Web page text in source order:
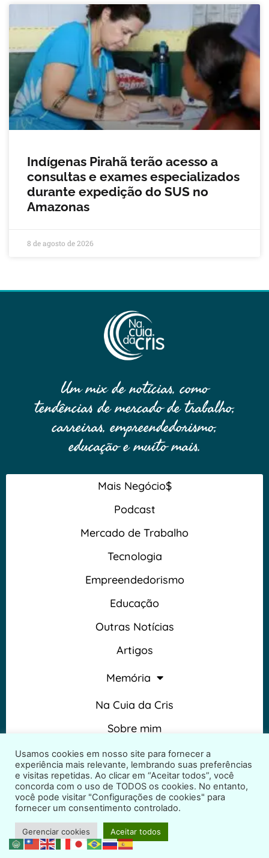
Indígenas Pirahã terão acesso a
consultas e exames especializados
durante expedição do SUS no
Amazonas
8 de agosto de 2026
Um mix de notícias, como
tendências de mercado de trabalho,
carreiras, empreendedorismo,
educação e muito mais.
Mais Negócio$
Podcast
Mercado de Trabalho
Tecnologia
Empreendedorismo
Educação
Outras Notícias
Artigos
Memória
Na Cuia da Cris
Sobre mim
Termos e Condições
2026 © Na Cuia da Cris – Todos os direitos reservados
Desenvolvido porProjetosWeb.co
Usamos cookies em nosso site para fornecer a
experiência mais relevante, lembrando suas preferências
e visitas repetidas. Ao clicar em “Aceitar todos”, você
concorda com o uso de TODOS os cookies. No entanto,
você pode visitar "Configurações de cookies" para
fornecer um consentimento controlado.
Gerenciar cookies Aceitar todos